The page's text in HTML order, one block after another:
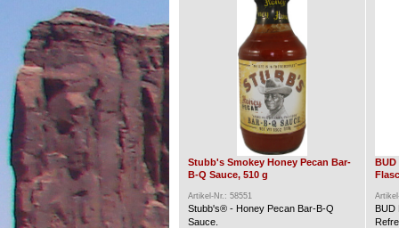
Stubb's Smokey Honey Pecan Bar-
B-Q Sauce, 510 g
Artikel-Nr.: 58551
Stubb's® - Honey Pecan Bar-B-Q
Sauce.
BUD
BUD